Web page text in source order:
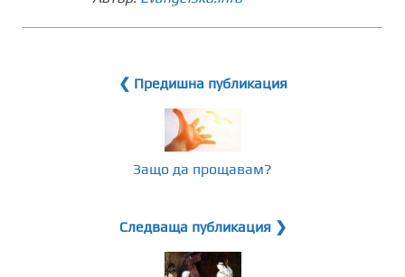
❮ Предишна публикация
Защо да прощавам?
Следваща публикация ❯